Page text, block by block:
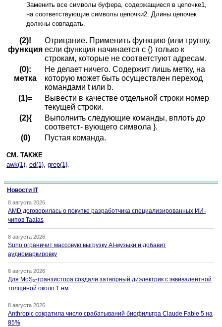
Заменить все символы буфера, содержащиеся в цепочке1,
на соответствующие символы цепочки2. Длины цепочек
должны совпадать.
(2)!
функция
Отрицание. Применить функцию (или группу,
если функция начинается с {) только к
строкам, которые не соответстуют адресам.
(0):
метка
Не делает ничего. Содержит лишь метку, на
которую может быть осуществлен переход
командами t или b.
(1)=
Вывести в качестве отдельной строки номер
текущей строки.
(2){
Выполнить следующие команды, вплоть до
соответст- вующего символа }.
(0)
Пустая команда.
СМ. ТАКЖЕ
awk(1), ed(1), grep(1).
Новости IT
8 августа 2026
AMD договорилась о покупке разработчика специализированных ИИ-
чипов Taalas
8 августа 2026
Suno ограничит массовую выгрузку AI-музыки и добавит
аудиомаркировку
8 августа 2026
Для MoS₂-транзистора создали затворный диэлектрик с эквивалентной
толщиной около 1 нм
8 августа 2026
Anthropic сократила число срабатываний биофильтра Claude Fable 5 на
85%